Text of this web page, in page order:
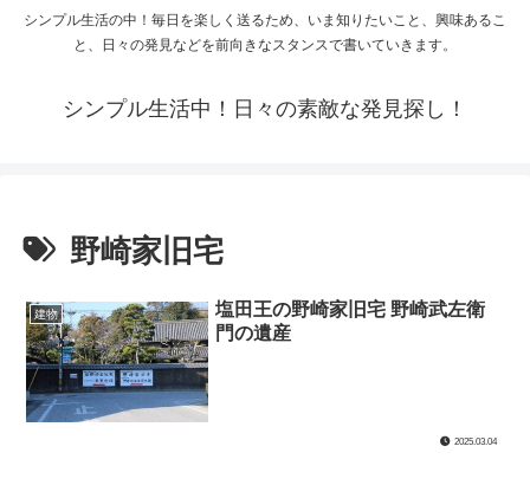
シンプル生活の中！毎日を楽しく送るため、いま知りたいこと、興味あるこ
と、日々の発見などを前向きなスタンスで書いていきます。
シンプル生活中！日々の素敵な発見探し！
野崎家旧宅
建物
塩田王の野崎家旧宅 野崎武左衛
門の遺産
2025.03.04